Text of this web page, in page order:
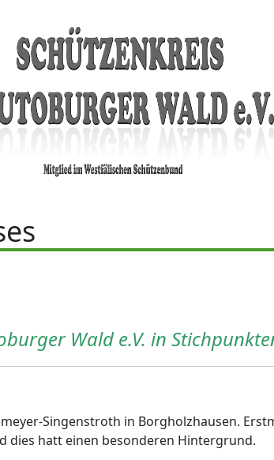
Wald e.V. in
Singenstroth in Borgholzhausen.
dies hatt einen besonderen Hintergrund.